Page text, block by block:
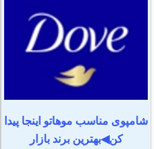
شامپوی مناسب موهاتو اینجا پیدا
کن◀بهترین برند بازار